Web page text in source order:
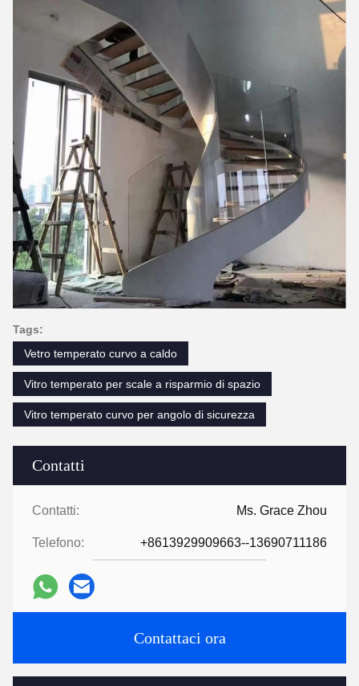
Contatti
Contatti: Ms. Grace Zhou
Telefono: +8613929909663--13690711186
Contattaci ora
Tags:
Vetro temperato curvo a caldo
Vitro temperato per scale a risparmio di spazio
Vitro temperato curvo per angolo di sicurezza